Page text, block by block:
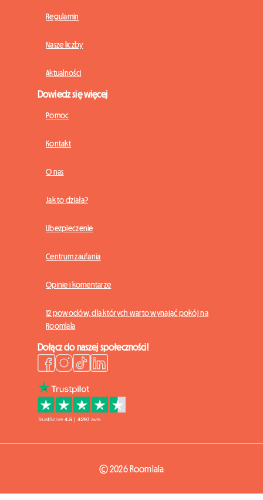
Regulamin
Nasze liczby
Aktualności
Dowiedz się więcej
Pomoc
Kontakt
O nas
Jak to działa?
Ubezpieczenie
Centrum zaufania
Opinie i komentarze
12 powodów, dla których warto wynająć pokój na
Roomlala
Dołącz do naszej społeczności!
© 2026 Roomlala